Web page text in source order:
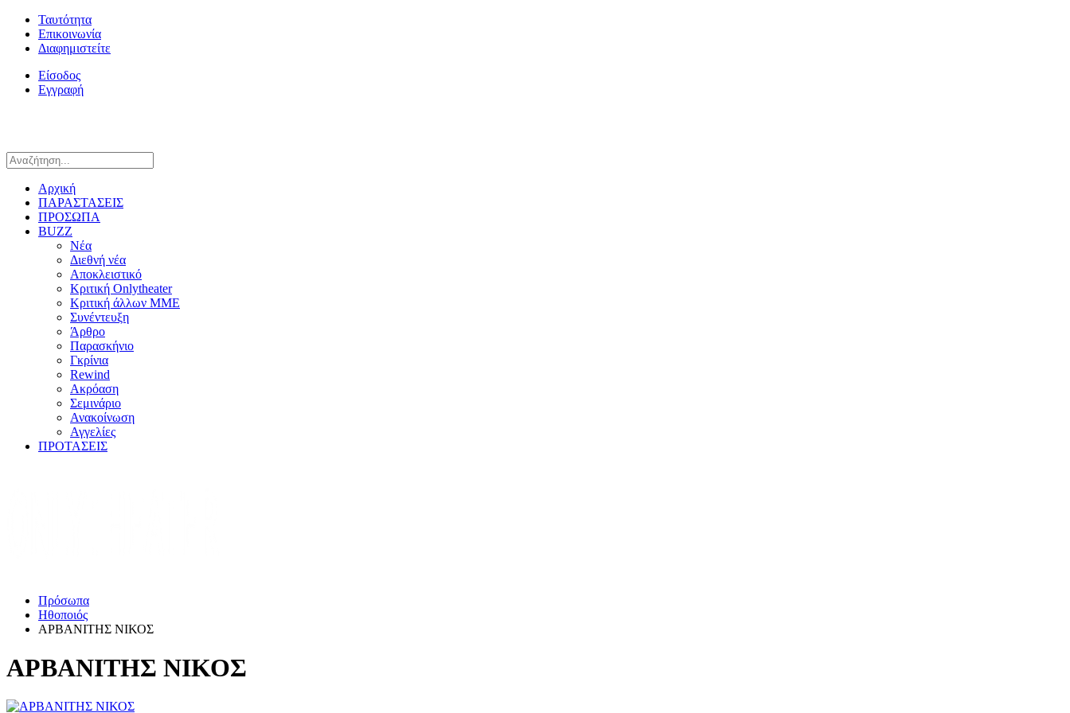
Ταυτότητα
Επικοινωνία
Διαφημιστείτε
Είσοδος
Εγγραφή
Αρχική
ΠΑΡΑΣΤΑΣΕΙΣ
ΠΡΟΣΩΠΑ
BUZZ
Νέα
Διεθνή νέα
Αποκλειστικό
Κριτική Onlytheater
Κριτική άλλων ΜΜΕ
Συνέντευξη
Άρθρο
Παρασκήνιο
Γκρίνια
Rewind
Ακρόαση
Σεμινάριο
Ανακοίνωση
Αγγελίες
ΠΡΟΤΑΣΕΙΣ
Πρόσωπα
Ηθοποιός
ΑΡΒΑΝΙΤΗΣ ΝΙΚΟΣ
ΑΡΒΑΝΙΤΗΣ ΝΙΚΟΣ